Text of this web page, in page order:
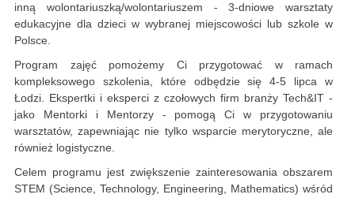
inną wolontariuszką/wolontariuszem - 3-dniowe warsztaty
edukacyjne dla dzieci w wybranej miejscowości lub szkole w
Polsce.
Program zajęć pomożemy Ci przygotować w ramach
kompleksowego szkolenia, które odbędzie się 4-5 lipca w
Łodzi. Ekspertki i eksperci z czołowych firm branży Tech&IT -
jako Mentorki i Mentorzy - pomogą Ci w przygotowaniu
warsztatów, zapewniając nie tylko wsparcie merytoryczne, ale
również logistyczne.
Celem programu jest zwiększenie zainteresowania obszarem
STEM (Science, Technology, Engineering, Mathematics) wśród